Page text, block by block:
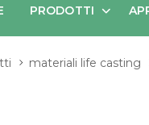
PRODOTTI
materiali life casting